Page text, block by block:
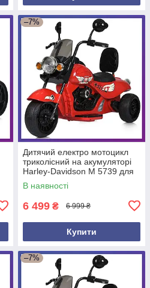
–7%
Дитячий електро мотоцикл
триколісний на акумуляторі
Harley-Davidson M 5739 для
дітей 3-8 років Червоний
В наявності
6 499 ₴ 6 999 ₴
Купити
–7%